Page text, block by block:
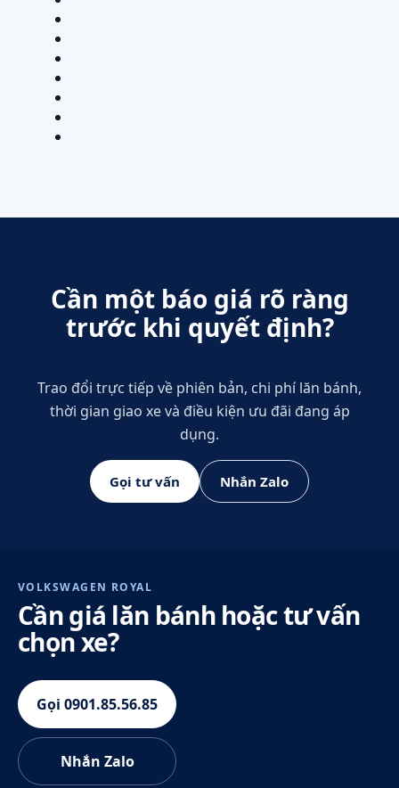
Cần một báo giá rõ ràng
trước khi quyết định?
Trao đổi trực tiếp về phiên bản, chi phí lăn bánh,
thời gian giao xe và điều kiện ưu đãi đang áp
dụng.
Gọi tư vấn Nhắn Zalo
VOLKSWAGEN ROYAL
Cần giá lăn bánh hoặc tư vấn
chọn xe?
Gọi 0901.85.56.85
Nhắn Zalo